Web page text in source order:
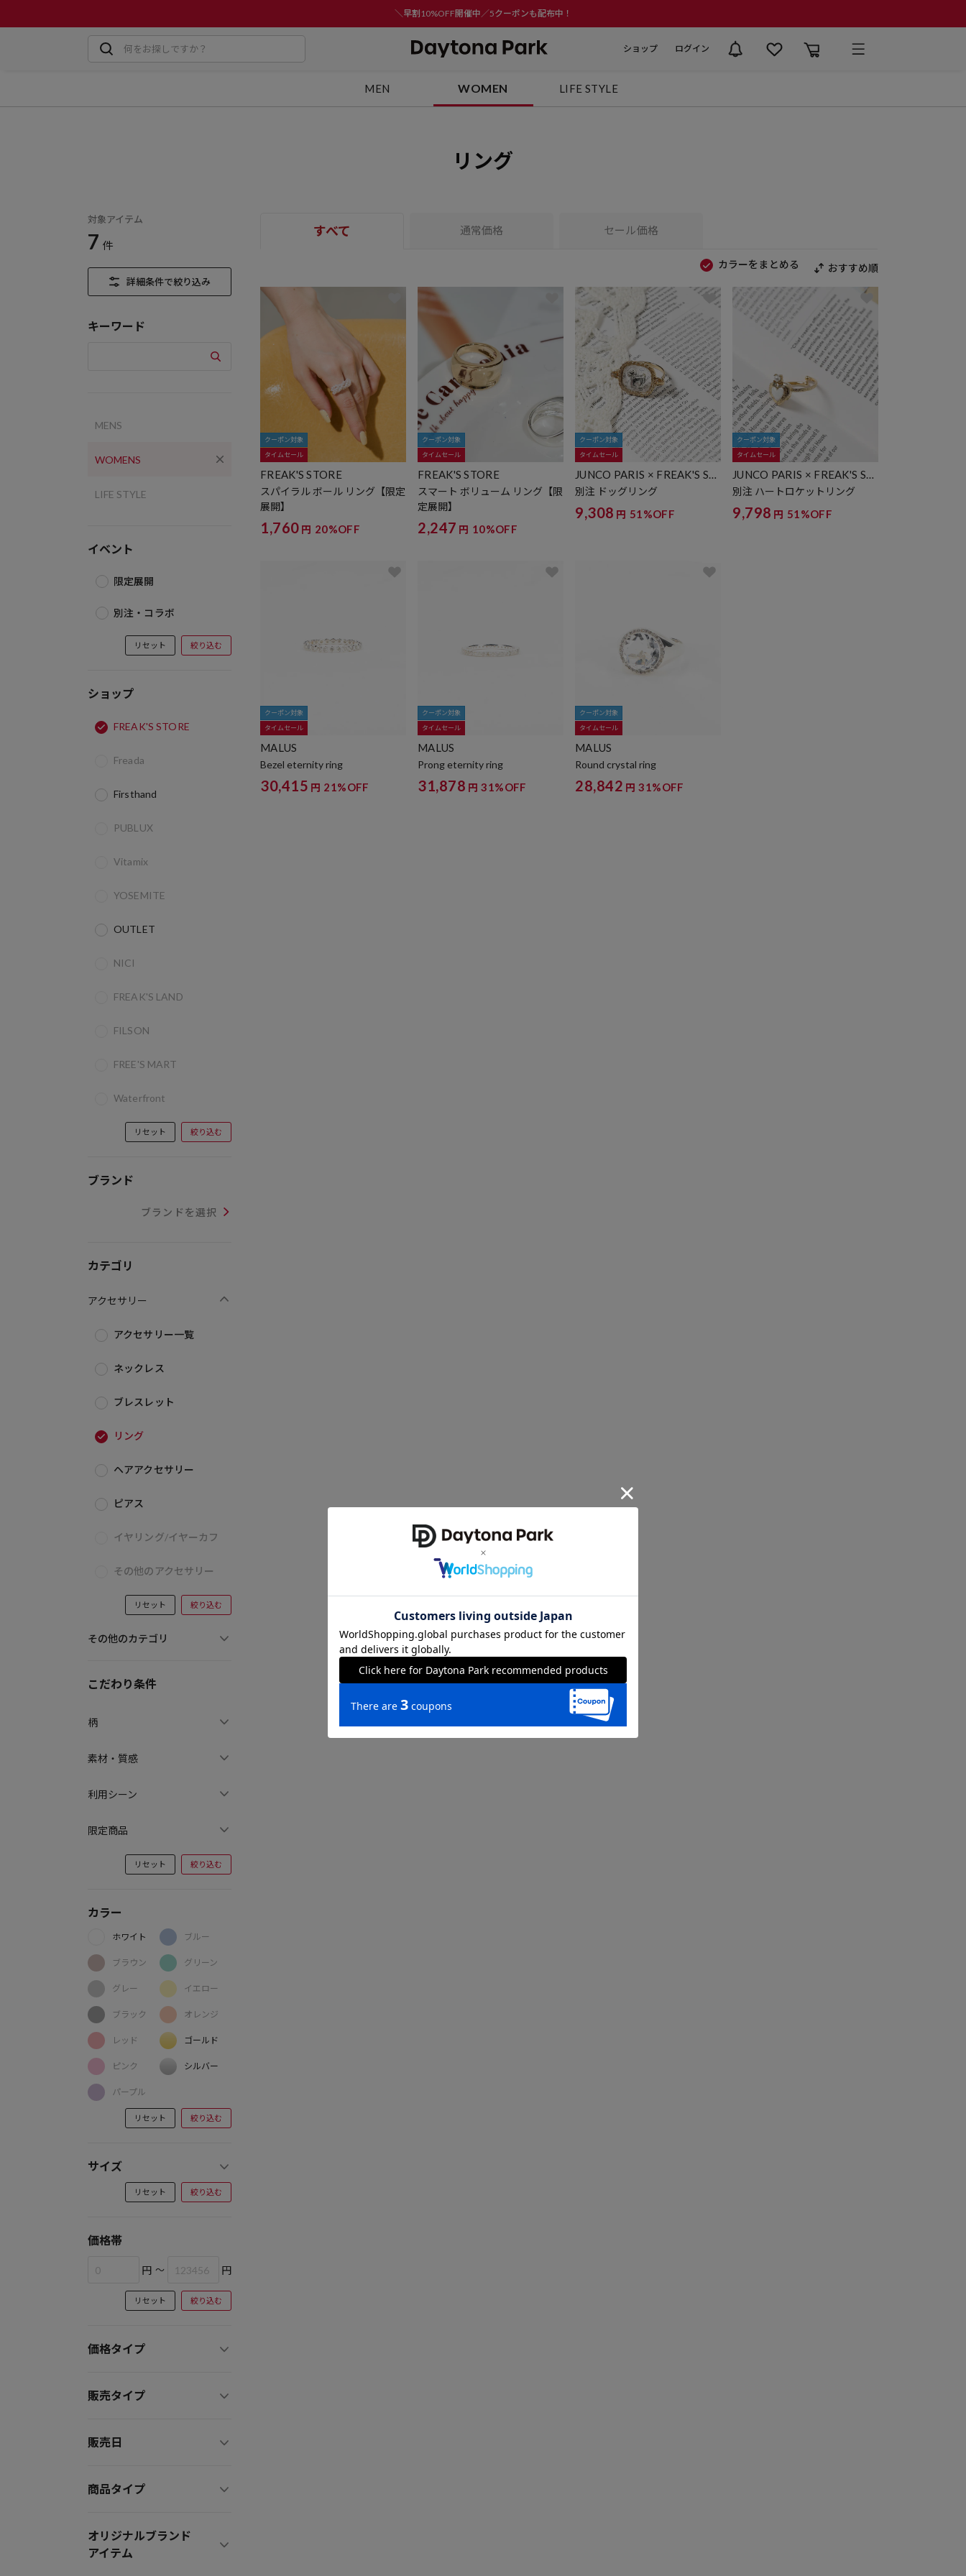
＼早割10%OFF開催中／5クーポンも配布中！
ショップ ログイン
MEN WOMEN LIFE STYLE
リング
対象アイテム
7 件
詳細条件で絞り込み
キーワード
MENS
WOMENS
LIFE STYLE
イベント
限定展開
別注・コラボ
リセット 絞り込む
ショップ
FREAK'S STORE
Freada
Firsthand
PUBLUX
Vitamix
YOSEMITE
OUTLET
NICI
FREAK'S LAND
FILSON
FREE'S MART
Waterfront
リセット 絞り込む
ブランド
ブランドを選択
カテゴリ
アクセサリー
アクセサリー一覧
ネックレス
ブレスレット
リング
ヘアアクセサリー
ピアス
イヤリング/イヤーカフ
その他のアクセサリー
リセット 絞り込む
その他のカテゴリ
こだわり条件
柄
素材・質感
利用シーン
限定商品
リセット 絞り込む
カラー
ホワイト
ブラウン
グレー
ブラック
レッド
ピンク
パープル
ブルー
グリーン
イエロー
オレンジ
ゴールド
シルバー
リセット 絞り込む
サイズ
リセット 絞り込む
価格帯
円 ～ 円
リセット 絞り込む
価格タイプ
販売タイプ
販売日
商品タイプ
オリジナルブランド
アイテム
すべて 通常価格 セール価格
カラーをまとめる おすすめ順
クーポン対象
タイムセール
FREAK'S STORE
スパイラル ボール リング【限定
展開】
1,760 円 20%OFF
クーポン対象
タイムセール
FREAK'S STORE
スマート ボリューム リング【限
定展開】
2,247 円 10%OFF
クーポン対象
タイムセール
JUNCO PARIS × FREAK'S ST
ORE
別注 ドッグリング
9,308 円 51%OFF
クーポン対象
タイムセール
JUNCO PARIS × FREAK'S ST
ORE
別注 ハートロケットリング
9,798 円 51%OFF
クーポン対象
タイムセール
MALUS
Bezel eternity ring
30,415 円 21%OFF
クーポン対象
タイムセール
MALUS
Prong eternity ring
31,878 円 31%OFF
クーポン対象
タイムセール
MALUS
Round crystal ring
28,842 円 31%OFF